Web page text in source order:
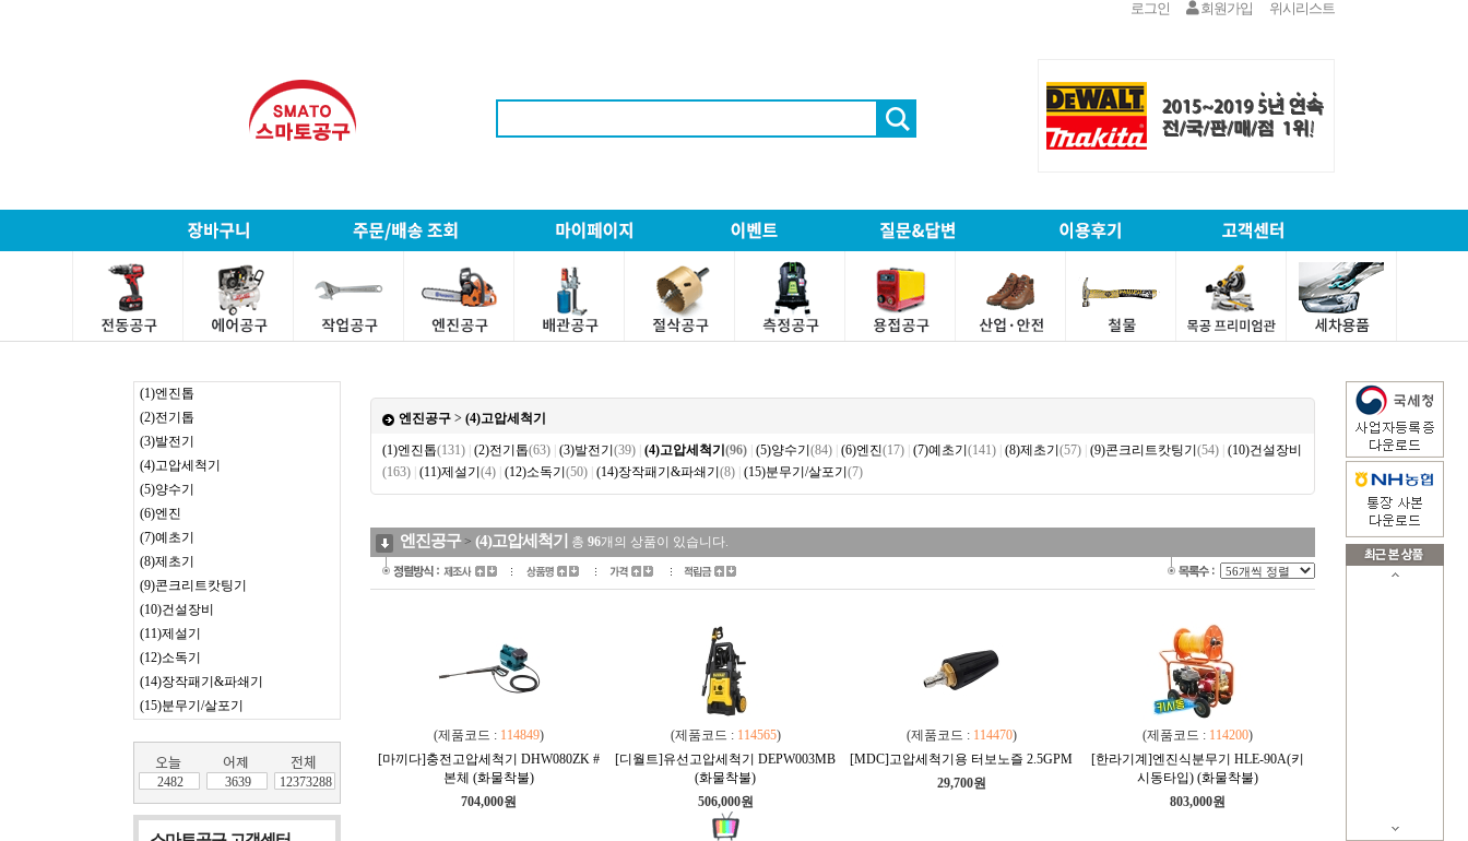
로그인 회원가입 위시리스트
(1)엔진톱
(2)전기톱
(3)발전기
(4)고압세척기
(5)양수기
(6)엔진
(7)예초기
(8)제초기
(9)콘크리트캇팅기
(10)건설장비
(11)제설기
(12)소독기
(14)장작패기&파쇄기
(15)분무기/살포기
2482 3639 12373288
엔진공구 > (4)고압세척기
(1)엔진톱(131) (2)전기톱(63) (3)발전기 (39) (4)고압세척기 (96) (5)양수기 (84) (6)엔진(17) (7)예초기 (141) (8)제초기 (57) (9)콘크리트캇팅기 (54) (10)건설장비
(163) (11)제설기 (4) (12)소독기 (50) (14)장작패기&파쇄기 (8) (15)분무기/살포기 (7)
엔진공구> (4)고압세척기 총 96개의 상품이 있습니다.
(제품코드 : 114849)
[마끼다]충전고압세척기 DHW080ZK #
본체 (화물착불)
704,000원
(제품코드 : 114565)
[디월트]유선고압세척기 DEPW003MB
(화물착불)
506,000원
(제품코드 : 114470)
[MDC]고압세척기용 터보노즐 2.5GPM
29,700원
(제품코드 : 114200)
[한라기계]엔진식분무기 HLE-90A(키
시동타입) (화물착불)
803,000원